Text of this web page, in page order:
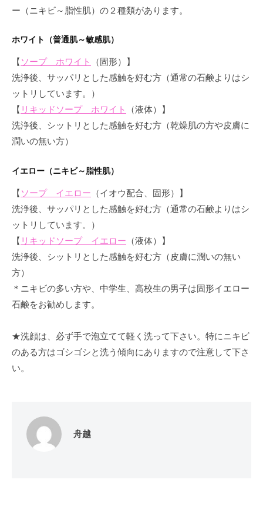
ー（ニキビ～脂性肌）の２種類があります。
ホワイト（普通肌～敏感肌）
【 ソープ ホワイト
（固形）】
洗浄後、サッパリとした感触を好む方（通常の石鹸よりはシ
ットリしています。）
【 リキッドソープ ホワイト
（液体）】
洗浄後、シットリとした感触を好む方（乾燥肌の方や皮膚に
潤いの無い方）
イエロー（ニキビ～脂性肌）
【 ソープ イエロー （イオウ配合、固形）】
洗浄後、サッパリとした感触を好む方（通常の石鹸よりはシ
ットリしています。）
【 リキッドソープ イエロー （液体）】
洗浄後、シットリとした感触を好む方（皮膚に潤いの無い
方）
＊ニキビの多い方や、中学生、高校生の男子は固形イエロー
石鹸をお勧めします。
★洗顔は、必ず手で泡立てて軽く洗って下さい。特にニキビ
のある方はゴシゴシと洗う傾向にありますので注意して下さ
い。
舟越